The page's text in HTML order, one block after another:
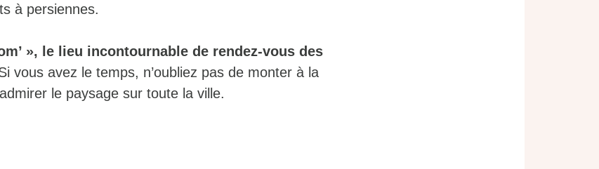
à persiennes.
», le lieu incontournable de rendez-vous des
vous avez le temps, n’oubliez pas de monter à la
le paysage sur toute la ville.